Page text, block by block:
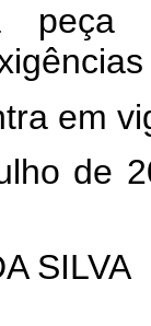
peça
em
de
SILVA